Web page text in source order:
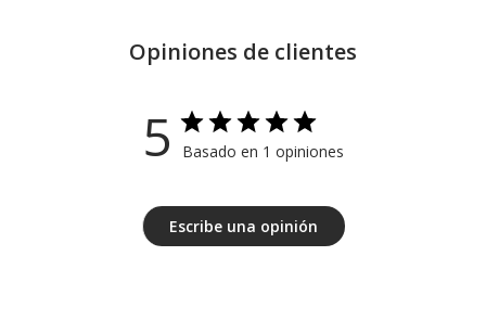
Opiniones de clientes
5 Basado en 1 opiniones
Escribe una opinión